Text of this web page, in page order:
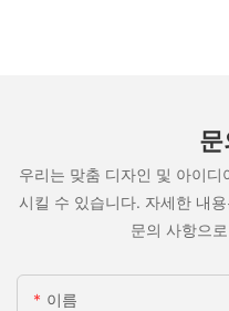
문
우리는 맞춤 디자인 및 아이
시킬 수 있습니다. 자세한 내
문의 사항으
이름